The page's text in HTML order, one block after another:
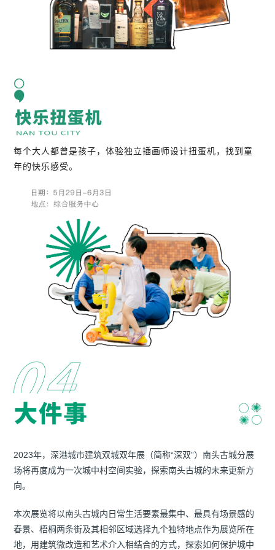
每个大人都曾是孩子，体验独立插画师设计扭蛋机，找到童
年的快乐感受。
2023年，深港城市建筑双城双年展（简称“深双”）南头古城分展
场将再度成为一次城中村空间实验，探索南头古城的未来更新方
向。
本次展览将以南头古城内日常生活要素最集中、最具有场景感的
春景、梧桐两条街及其相邻区域选择九个独特地点作为展览所在
地，用建筑微改造和艺术介入相结合的方式，探索如何保护城中